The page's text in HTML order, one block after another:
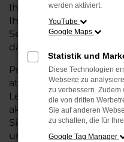
Ihr VW Autohaus in der
Ihnen mit einer breiten
Seite und bietet Ihnen
damit Sie das für Sie
Profitieren Sie von
attraktiven
Leasingangeboten
aktuellen Fahrzeugs.
Sie sich von unseren
uns, Ihnen den
werden aktiviert.
YouTube
Google Maps
Statistik und
Diese Technologien
Webseite zu
zu verbessern.
die von dritten
Sie auf anderen
zu schalten, die für
Google Tag Manager